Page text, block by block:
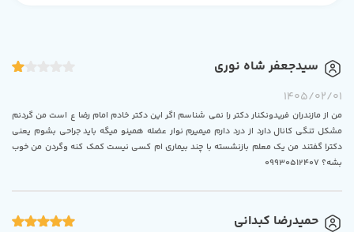
سیدجعفر شاه نوری
1405/02/01
من از مازندران فریدونکنار دکتر را نمی شناسم اگر این دکتر خادم امام رضا ع است من گردنم
مشکل تنگی کانال دارد از درد دارم میمیرم نوار عضله همینو میگه باید جراحی بشوم یعنی
دکترا گفتند من یک معلم بازنشسته با چند بیماری ام کسی نیست کمک کنه وگردن من خوب
بشه؟ 09930512407
حمیدرضا کبدانی